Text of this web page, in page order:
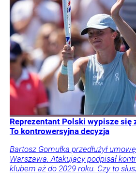
Reprezentant Polski wypisze się
To kontrowersyjna decyzja
Bartosz Gomułka przedłużył
Warszawa. Atakujący podpisał
klubem aż do 2029 roku. Czy to